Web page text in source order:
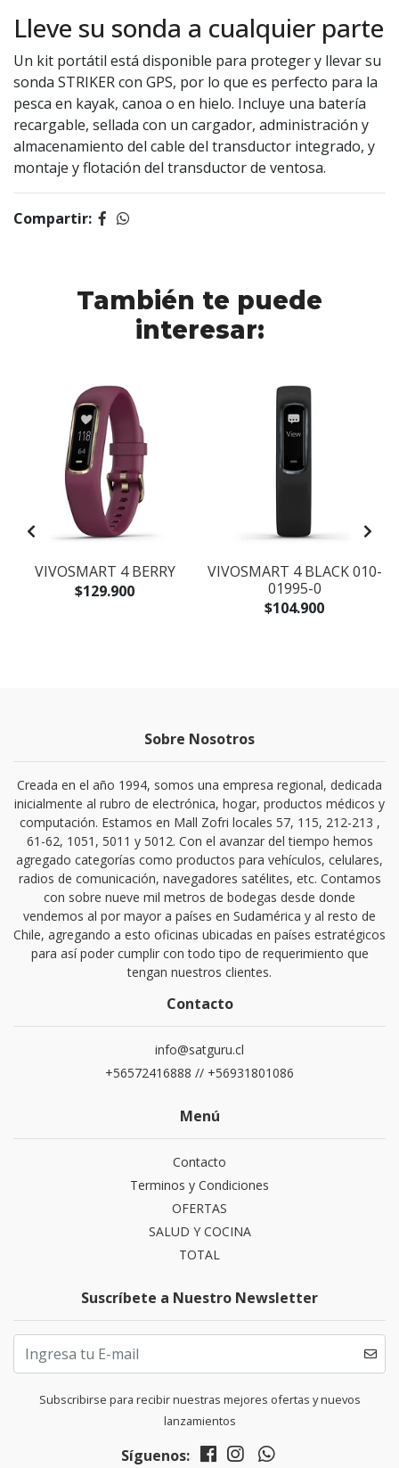
Lleve su sonda a cualquier parte
Un kit portátil está disponible para proteger y llevar su
sonda STRIKER con GPS, por lo que es perfecto para la
pesca en kayak, canoa o en hielo. Incluye una batería
recargable, sellada con un cargador, administración y
almacenamiento del cable del transductor integrado, y
montaje y flotación del transductor de ventosa.
Compartir:
También te puede
interesar:
VIVOSMART 4 BERRY
$129.900
VIVOSMART 4 BLACK 010-
01995-0
$104.900
Sobre Nosotros
Creada en el año 1994, somos una empresa regional, dedicada
inicialmente al rubro de electrónica, hogar, productos médicos y
computación. Estamos en Mall Zofri locales 57, 115, 212-213 ,
61-62, 1051, 5011 y 5012. Con el avanzar del tiempo hemos
agregado categorías como productos para vehículos, celulares,
radios de comunicación, navegadores satélites, etc. Contamos
con sobre nueve mil metros de bodegas desde donde
vendemos al por mayor a países en Sudamérica y al resto de
Chile, agregando a esto oficinas ubicadas en países estratégicos
para así poder cumplir con todo tipo de requerimiento que
tengan nuestros clientes.
Contacto
info@satguru.cl
+56572416888 // +56931801086
Menú
Contacto
Terminos y Condiciones
OFERTAS
SALUD Y COCINA
TOTAL
Suscríbete a Nuestro Newsletter
Subscribirse para recibir nuestras mejores ofertas y nuevos
lanzamientos
Síguenos: